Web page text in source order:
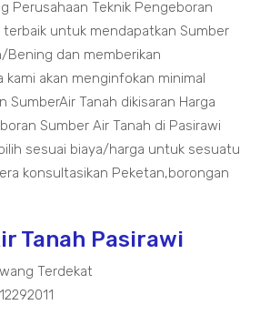
Perusahaan Teknik Pengeboran
untuk mendapatkan Sumber
Bening dan memberikan
akan menginfokan minimal
SumberAir Tanah dikisaran Harga
Sumber Air Tanah di Pasirawi
sesuai biaya/harga untuk sesuatu
konsultasikan Peketan,borongan
Tanah Pasirawi
Terdekat